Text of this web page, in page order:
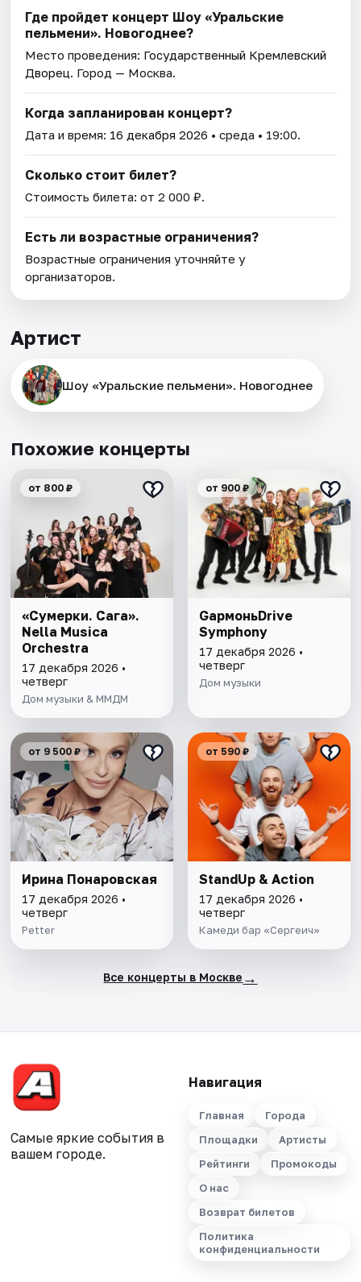
Где пройдет концерт Шоу «Уральские
пельмени». Новогоднее?
Место проведения: Государственный Кремлевский
Дворец. Город — Москва.
Когда запланирован концерт?
Дата и время: 16 декабря 2026 • среда • 19:00.
Сколько стоит билет?
Стоимость билета: от 2 000 ₽.
Есть ли возрастные ограничения?
Возрастные ограничения уточняйте у
организаторов.
Артист
Шоу «Уральские пельмени». Новогоднее
Похожие концерты
от 800 ₽
«Сумерки. Сага».
Nella Musica
Orchestra
17 декабря 2026 •
четверг
Дом музыки & ММДМ
от 900 ₽
GармоньDrive
Symphony
17 декабря 2026 •
четверг
Дом музыки
от 9 500 ₽
Ирина Понаровская
17 декабря 2026 •
четверг
Petter
от 590 ₽
StandUp & Action
17 декабря 2026 •
четверг
Камеди бар «Сергеич»
Все концерты в Москве →
Самые яркие события в
вашем городе.
Навигация
Главная
Города
Площадки
Артисты
Рейтинги
Промокоды
О нас
Возврат билетов
Политика
конфиденциальности